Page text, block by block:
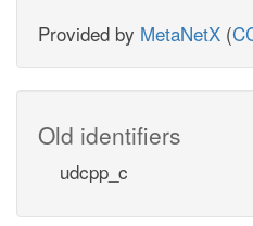
Provided by MetaNetX (
Old identifiers
udcpp_c